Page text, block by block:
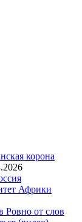
корона
Африки
Ровно от слов